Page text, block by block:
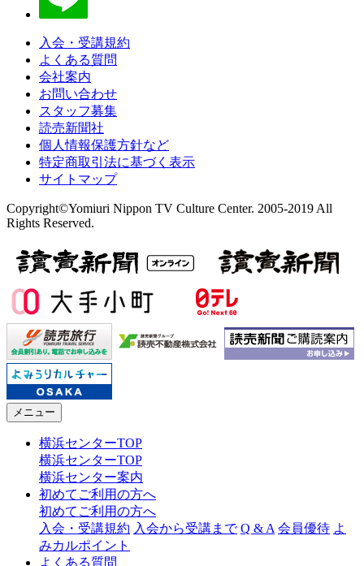
入会・受講規約
よくある質問
会社案内
お問い合わせ
スタッフ募集
読売新聞社
個人情報保護方針など
特定商取引法に基づく表示
サイトマップ
Copyright©Yomiuri Nippon TV Culture Center. 2005-2019 All
Rights Reserved.
メニュー
横浜センターTOP
横浜センターTOP
横浜センター案内
初めてご利用の方へ
初めてご利用の方へ
入会・受講規約 入会から受講まで Q & A 会員優待 よ
みカルポイント
よくある質問